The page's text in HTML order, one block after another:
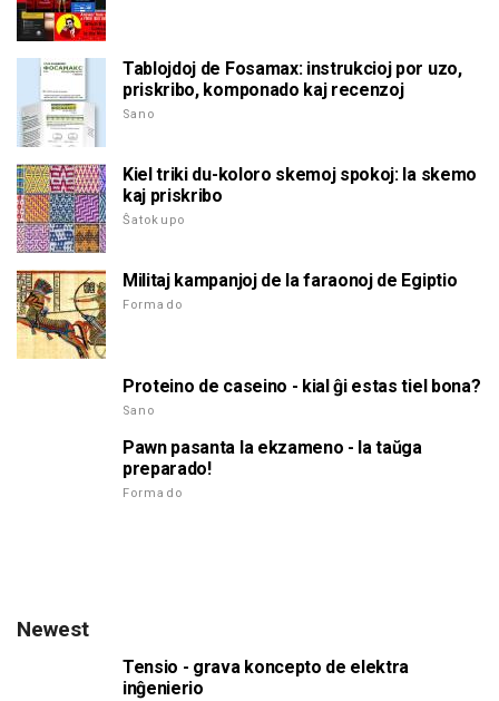
Tablojdoj de Fosamax: instrukcioj por uzo,
priskribo, komponado kaj recenzoj
Sano
Kiel triki du-koloro skemoj spokoj: la skemo
kaj priskribo
Ŝatokupo
Militaj kampanjoj de la faraonoj de Egiptio
Formado
Proteino de caseino - kial ĝi estas tiel bona?
Sano
Pawn pasanta la ekzameno - la taŭga
preparado!
Formado
Newest
Tensio - grava koncepto de elektra
inĝenierio